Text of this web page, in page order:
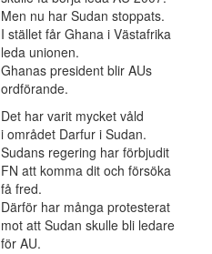
Men nu har Sudan stoppats.
I stället får Ghana i Västafrika
leda unionen.
Ghanas president blir AUs
ordförande.
Det har varit mycket våld
i området Darfur i Sudan.
Sudans regering har förbjudit
FN att komma dit och försöka
få fred.
Därför har många protesterat
mot att Sudan skulle bli ledare
för AU.